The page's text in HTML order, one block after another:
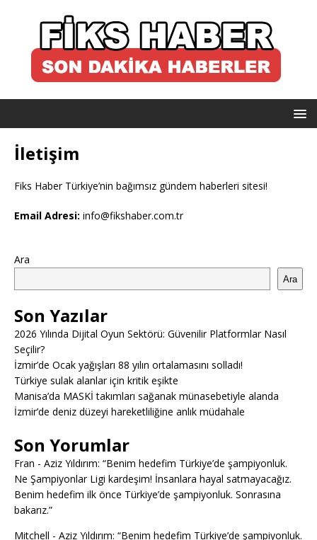
İletişim
Fiks Haber Türkiye’nin bağımsız gündem haberleri sitesi!
Email Adresi: info@fikshaber.com.tr
Ara
Ara
Son Yazılar
2026 Yılında Dijital Oyun Sektörü: Güvenilir Platformlar Nasıl
Seçilir?
İzmir’de Ocak yağışları 88 yılın ortalamasını solladı!
Türkiye sulak alanlar için kritik eşikte
Manisa’da MASKİ takımları sağanak münasebetiyle alanda
İzmir’de deniz düzeyi hareketliliğine anlık müdahale
Son Yorumlar
Fran - Aziz Yıldırım: “Benim hedefim Türkiye’de şampiyonluk.
Ne Şampiyonlar Ligi kardeşim! İnsanlara hayal satmayacağız.
Benim hedefim ilk önce Türkiye’de şampiyonluk. Sonrasına
bakarız.”
Mitchell - Aziz Yıldırım: “Benim hedefim Türkiye’de şampiyonluk.